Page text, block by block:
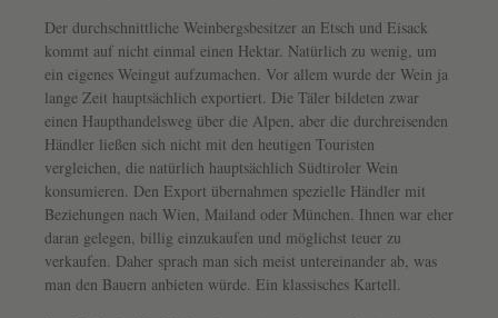
Der durchschnittliche Weinbergsbesitzer an Etsch und Eisack
kommt auf nicht einmal einen Hektar. Natürlich zu wenig, um
ein eigenes Weingut aufzumachen. Vor allem wurde der Wein ja
lange Zeit hauptsächlich exportiert. Die Täler bildeten zwar
einen Haupthandelsweg über die Alpen, aber die durchreisenden
Händler ließen sich nicht mit den heutigen Touristen
vergleichen, die natürlich hauptsächlich Südtiroler Wein
konsumieren. Den Export übernahmen spezielle Händler mit
Beziehungen nach Wien, Mailand oder München. Ihnen war eher
daran gelegen, billig einzukaufen und möglichst teuer zu
verkaufen. Daher sprach man sich meist untereinander ab, was
man den Bauern anbieten würde. Ein klassisches Kartell.